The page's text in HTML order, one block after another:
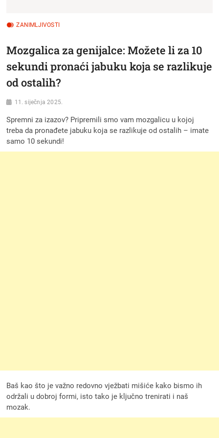
ZANIMLJIVOSTI
Mozgalica za genijalce: Možete li za 10
sekundi pronaći jabuku koja se razlikuje
od ostalih?
11. siječnja 2025.
Spremni za izazov? Pripremili smo vam mozgalicu u kojoj
treba da pronađete jabuku koja se razlikuje od ostalih – imate
samo 10 sekundi!
Baš kao što je važno redovno vježbati mišiće kako bismo ih
održali u dobroj formi, isto tako je ključno trenirati i naš
mozak.